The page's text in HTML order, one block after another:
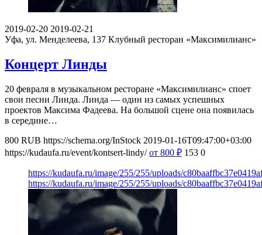
2019-02-20 2019-02-21
Уфа, ул. Менделеева, 137 Клубный ресторан «Максимилианс»
Концерт Линды
20 февраля в музыкальном ресторане «Максимилианс» споет
свои песни Линда. Линда — один из самых успешных
проектов Максима Фадеева. На большой сцене она появилась
в середине…
800 RUB https://schema.org/InStock 2019-01-16T09:47:00+03:00
https://kudaufa.ru/event/kontsert-lindy/ от 800 ₽ 153 0
https://kudaufa.ru/image/255/255/uploads/
https://kudaufa.ru/image/255/255/uploads/